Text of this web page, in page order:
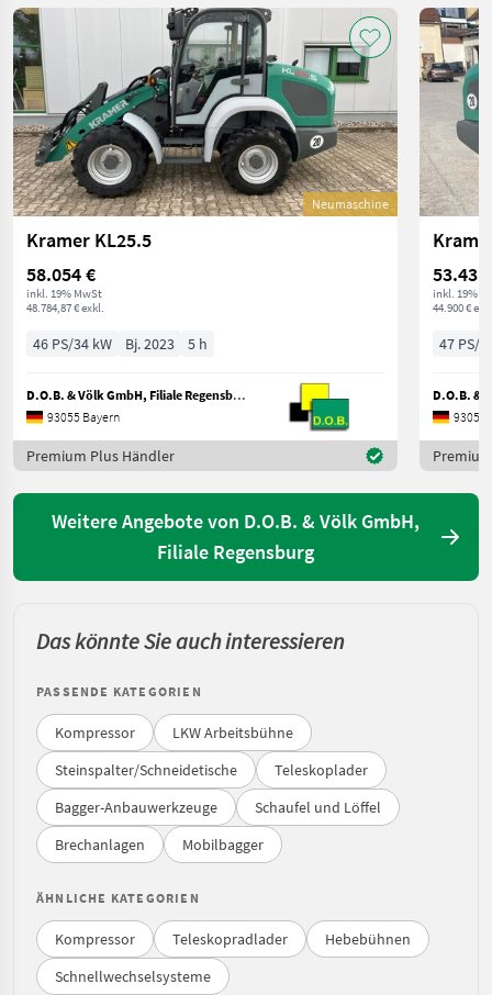
Neumaschine
Kramer KL25.5
58.054 €
inkl. 19% MwSt
48.784,87 € exkl.
46 PS/34 kW Bj. 2023 5 h
D.O.B. & Völk GmbH, Filiale Regensburg
93055 Bayern
Premium Plus Händler
53.431
inkl. 19%
44.900 €
47 PS/
93055
Weitere Angebote von D.O.B. & Völk GmbH,
Filiale Regensburg
Das könnte Sie auch interessieren
PASSENDE KATEGORIEN
Kompressor
LKW Arbeitsbühne
Steinspalter/Schneidetische
Teleskoplader
Bagger-Anbauwerkzeuge
Schaufel und Löffel
Brechanlagen
Mobilbagger
ÄHNLICHE KATEGORIEN
Kompressor Teleskopradlader
Hebebühnen
Schnellwechselsysteme